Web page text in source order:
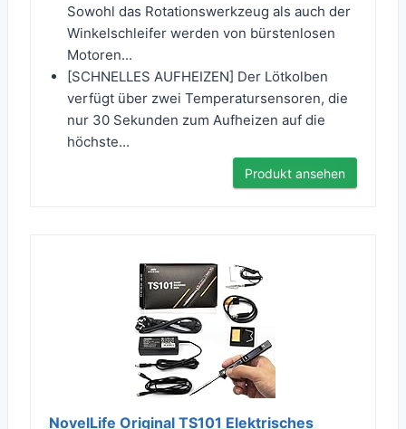
Sowohl das Rotationswerkzeug als auch der
Winkelschleifer werden von bürstenlosen
Motoren...
[SCHNELLES AUFHEIZEN] Der Lötkolben
verfügt über zwei Temperatursensoren, die
nur 30 Sekunden zum Aufheizen auf die
höchste...
Produkt ansehen
NovelLife Original TS101 Elektrisches